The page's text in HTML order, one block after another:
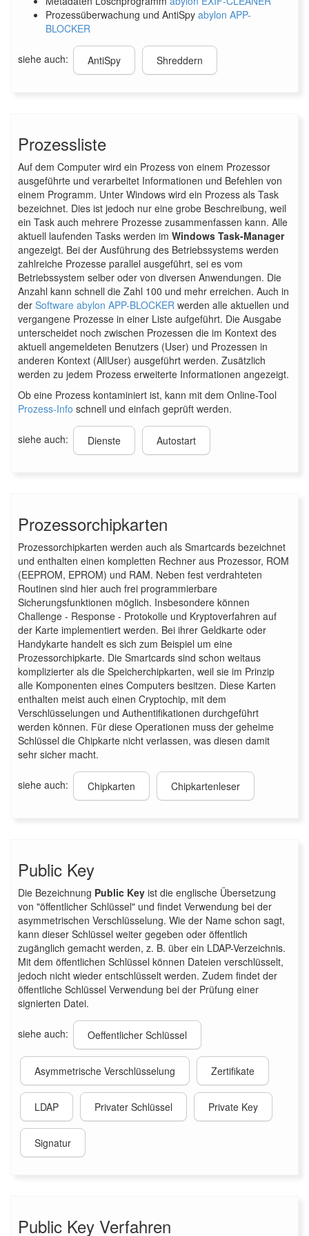
Prozessüberwachung und AntiSpy abylon APP-
BLOCKER
siehe auch: AntiSpy Shreddern
Prozessliste
Auf dem Computer wird ein Prozess von einem Prozessor
ausgeführte und verarbeitet Informationen und Befehlen von
einem Programm. Unter Windows wird ein Prozess als Task
bezeichnet. Dies ist jedoch nur eine grobe Beschreibung, weil
ein Task auch mehrere Prozesse zusammenfassen kann. Alle
aktuell laufenden Tasks werden im Windows Task-Manager
angezeigt. Bei der Ausführung des Betriebssystems werden
zahlreiche Prozesse parallel ausgeführt, sei es vom
Betriebssystem selber oder von diversen Anwendungen. Die
Anzahl kann schnell die Zahl 100 und mehr erreichen. Auch in
der Software abylon APP-BLOCKER werden alle aktuellen und
vergangene Prozesse in einer Liste aufgeführt. Die Ausgabe
unterscheidet noch zwischen Prozessen die im Kontext des
aktuell angemeldeten Benutzers (User) und Prozessen in
anderen Kontext (AllUser) ausgeführt werden. Zusätzlich
werden zu jedem Prozess erweiterte Informationen angezeigt.
Ob eine Prozess kontaminiert ist, kann mit dem Online-Tool
Prozess-Info schnell und einfach geprüft werden.
siehe auch: Dienste Autostart
Prozessorchipkarten
Prozessorchipkarten werden auch als Smartcards bezeichnet
und enthalten einen kompletten Rechner aus Prozessor, ROM
(EEPROM, EPROM) und RAM. Neben fest verdrahteten
Routinen sind hier auch frei programmierbare
Sicherungsfunktionen möglich. Insbesondere können
Challenge - Response - Protokolle und Kryptoverfahren auf
der Karte implementiert werden. Bei ihrer Geldkarte oder
Handykarte handelt es sich zum Beispiel um eine
Prozessorchipkarte. Die Smartcards sind schon weitaus
komplizierter als die Speicherchipkarten, weil sie im Prinzip
alle Komponenten eines Computers besitzen. Diese Karten
enthalten meist auch einen Cryptochip, mit dem
Verschlüsselungen und Authentifikationen durchgeführt
werden können. Für diese Operationen muss der geheime
Schlüssel die Chipkarte nicht verlassen, was diesen damit
sehr sicher macht.
siehe auch: Chipkarten Chipkartenleser
Public Key
Die Bezeichnung Public Key ist die englische Übersetzung
von "öffentlicher Schlüssel" und findet Verwendung bei der
asymmetrischen Verschlüsselung. Wie der Name schon sagt,
kann dieser Schlüssel weiter gegeben oder öffentlich
zugänglich gemacht werden, z. B. über ein LDAP-Verzeichnis.
Mit dem öffentlichen Schlüssel können Dateien verschlüsselt,
jedoch nicht wieder entschlüsselt werden. Zudem findet der
öffentliche Schlüssel Verwendung bei der Prüfung einer
signierten Datei.
siehe auch: Oeffentlicher Schlüssel
Asymmetrische Verschlüsselung Zertifikate
LDAP Privater Schlüssel Private Key
Signatur
Public Key Verfahren